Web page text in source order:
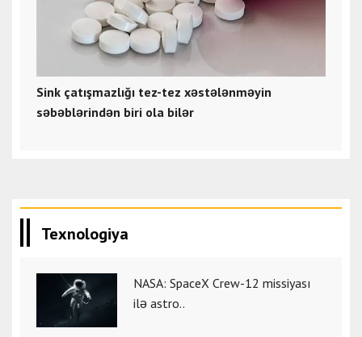
Sink çatışmazlığı tez-tez xəstələnməyin
səbəblərindən biri ola bilər
Texnologiya
NASA: SpaceX Crew-12 missiyası
ilə astro..